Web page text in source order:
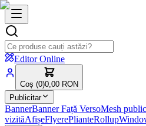
Editor Online
Coș (0)0,00 RON
Publicitar
BannerBanner Față VersoMesh
vizităAfișeFlyerePlianteRollup